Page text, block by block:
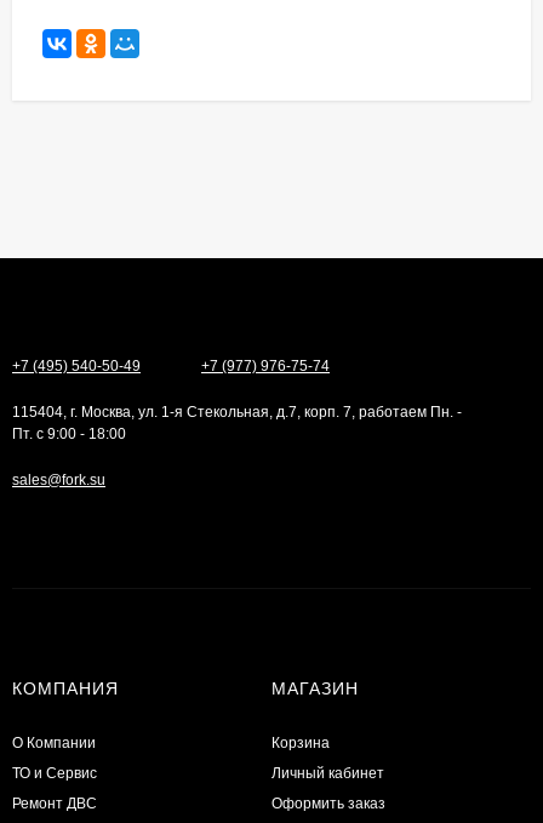
+7 (495) 540-50-49 +7 (977) 976-75-74
115404, г. Москва, ул. 1-я Стекольная, д.7, корп. 7, работаем Пн. -
Пт. с 9:00 - 18:00
sales@fork.su
КОМПАНИЯ
О Компании
ТО и Сервис
​Ремонт ДВС
МАГАЗИН
Корзина
Личный кабинет
Оформить заказ